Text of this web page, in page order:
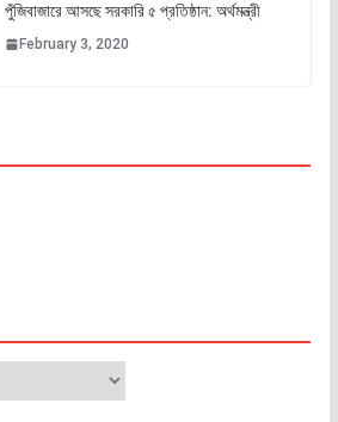
পুঁজিবাজারে আসছে সরকারি ৫ প্রতিষ্ঠান: অর্থমন্ত্রী
February 3, 2020